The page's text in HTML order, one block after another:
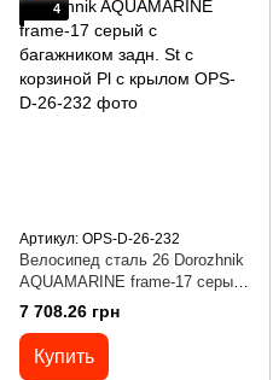
4
Артикул: OPS-D-26-232
Велосипед сталь 26 Dorozhnik
AQUAMARINE frame-17 серый
с багажником задн. St с
корзиной Pl с крылом
7 708.26 грн
Купить